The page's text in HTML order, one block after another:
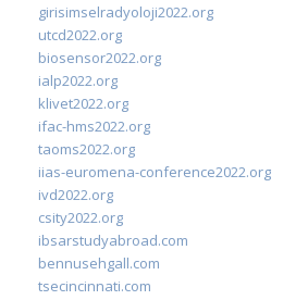
girisimselradyoloji2022.org
utcd2022.org
biosensor2022.org
ialp2022.org
klivet2022.org
ifac-hms2022.org
taoms2022.org
iias-euromena-conference2022.org
ivd2022.org
csity2022.org
ibsarstudyabroad.com
bennusehgall.com
tsecincinnati.com